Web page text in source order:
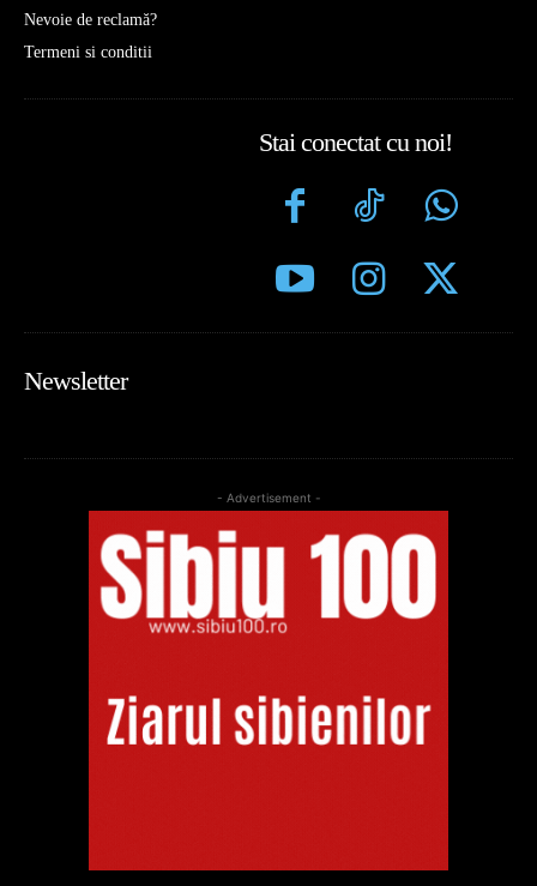
Nevoie de reclamă?
Termeni si conditii
Stai conectat cu noi!
Newsletter
- Advertisement -